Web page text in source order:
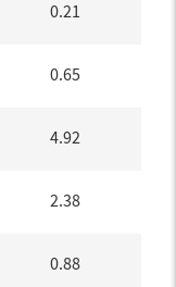
0.21
0.65
4.92
2.38
0.88